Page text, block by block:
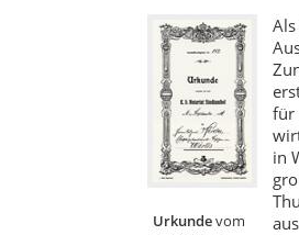
Urkundevom
für
in